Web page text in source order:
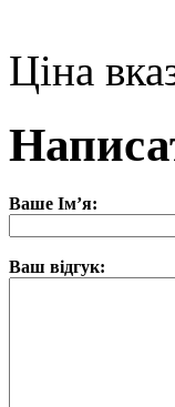
Ціна
Ваше Ім’я:
Ваш відгук: